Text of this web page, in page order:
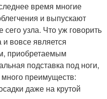
время многие
и выпускают
узла. Что уж говорить
вовсе является
приобретаемым
подставка под ноги,
преимуществ:
даже на крутой